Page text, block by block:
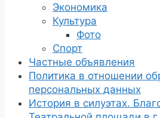
Экономика
Культура
Фото
Спорт
Частные объявления
Политика в отношении
персональных данных
История в силуэтах.